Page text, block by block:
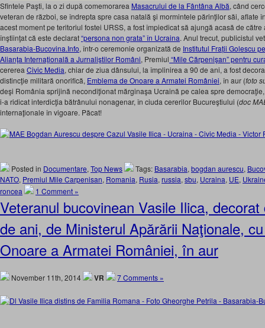
Sfintele Paşti, la o zi după comemorarea Masacrului de la Fântâna Albă, când
veteran de război, se îndrepta spre casa natală şi mormintele părinţilor săi, aflate
acest moment pe teritoriul fostei URSS, a fost împiedicat să ajungă acasă de
înştiinţat că este declarat“persona non grata” în Ucraina. Anul trecut, publicistul
Basarabia-Bucovina.Info, într-o ceremonie organizată de Institutul Frații Golescu
Alianţa Internaţională a Jurnaliştilor Români, Premiul “Mile Cărpenişan” pentru
cererea Civic Media, chiar de ziua dânsului, la împlinirea a 90 de ani, a fost
distincţie militară onorifică, Emblema de Onoare a Armatei României, în aur (foto
deşi România sprijină necondiţionat mărginaşa Ucraină pe calea spre
i-a ridicat interdicţia bătrânului nonagenar, în ciuda cererilor Bucureştiului (doc
internaţionale în vigoare. Păcat!
Posted in Documentare, Top News Tags: Basarabia, bogdan aurescu,
NATO, Premiul Mile Carpenisan, Romania, Rusia, russia, sbu, Ucraina, UE,
roncea
1 Comment »
Veteranul bucovinean Vasile Ilica,
de ani, de Ministerul Apărării Naţionale,
Onoare a Armatei României, în aur
November 11th, 2014 VR 7 Comments »